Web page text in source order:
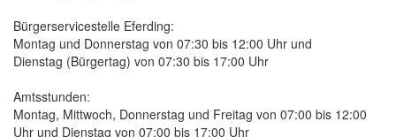
Bürgerservicestelle Eferding:
Montag und Donnerstag von 07:30 bis 12:00 Uhr und
Dienstag (Bürgertag) von 07:30 bis 17:00 Uhr
Amtsstunden:
Montag, Mittwoch, Donnerstag und Freitag von 07:00 bis 12:00
Uhr und Dienstag von 07:00 bis 17:00 Uhr